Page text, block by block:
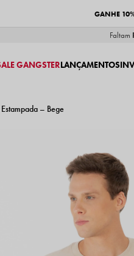
GANHE
Faltam
GANGSTERLANÇAMENTOS
– Bege